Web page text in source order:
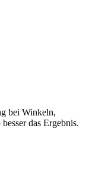
bei Winkeln,
das Ergebnis.